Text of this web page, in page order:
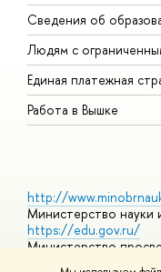
Сведения об
Людям с
Единая платежная
Работа в Вышке
http://
Министерство науки
https://edu.gov.ru/
Министерство
https://